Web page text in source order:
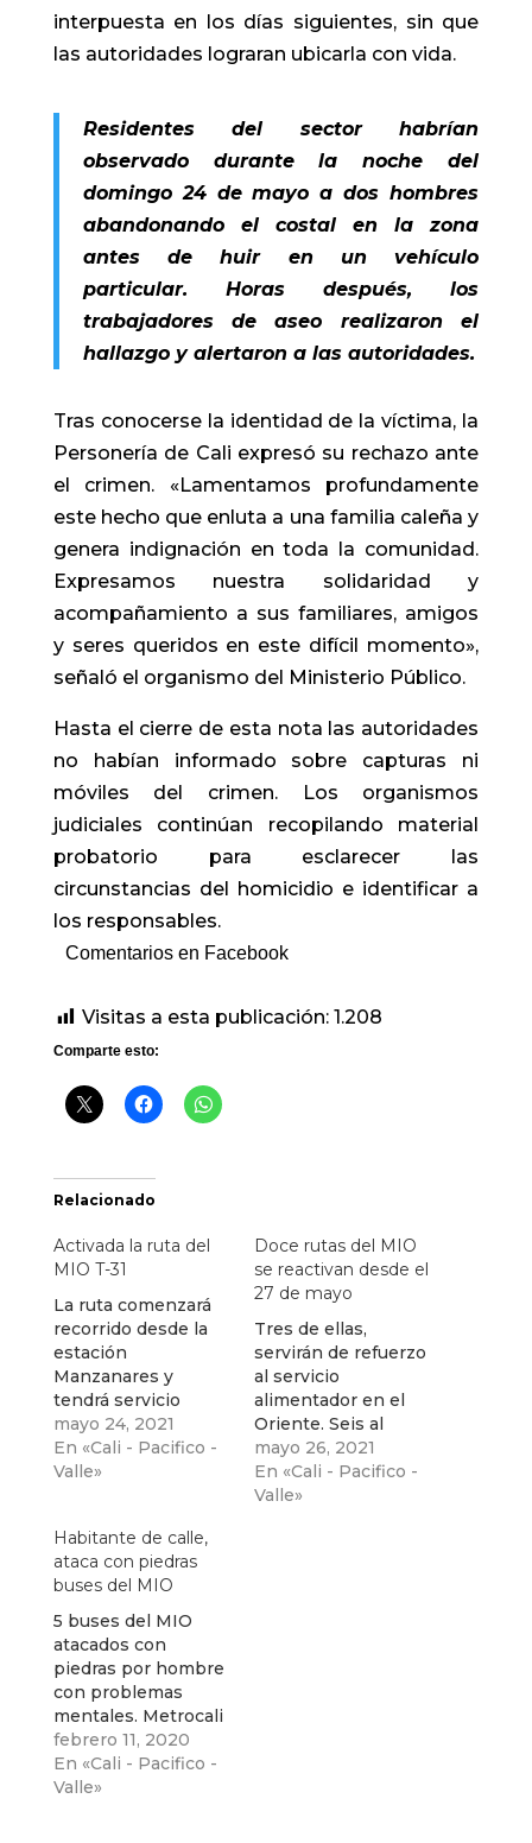
interpuesta en los días siguientes, sin que
las autoridades lograran ubicarla con vida.
Residentes del sector habrían
observado durante la noche del
domingo 24 de mayo a dos hombres
abandonando el costal en la zona
antes de huir en un vehículo
particular. Horas después, los
trabajadores de aseo realizaron el
hallazgo y alertaron a las autoridades.
Tras conocerse la identidad de la víctima, la
Personería de Cali expresó su rechazo ante
el crimen. «Lamentamos profundamente
este hecho que enluta a una familia caleña y
genera indignación en toda la comunidad.
Expresamos nuestra solidaridad y
acompañamiento a sus familiares, amigos
y seres queridos en este difícil momento»,
señaló el organismo del Ministerio Público.
Hasta el cierre de esta nota las autoridades
no habían informado sobre capturas ni
móviles del crimen. Los organismos
judiciales continúan recopilando material
probatorio para esclarecer las
circunstancias del homicidio e identificar a
los responsables.
Comentarios en Facebook
Visitas a esta publicación: 1.208
Comparte esto:
Relacionado
Activada la ruta del
MIO T-31
La ruta comenzará
recorrido desde la
estación
Manzanares y
tendrá servicio
desde las 6:00a.m
hasta las 5:00 p.m
mayo 24, 2021
En «Cali - Pacifico -
Valle»
Doce rutas del MIO
se reactivan desde el
27 de mayo
Tres de ellas,
servirán de refuerzo
al servicio
alimentador en el
Oriente. Seis al
restablecimiento de
la oferta en el Sur -
Oeste y, tres rutas
mayo 26, 2021
En «Cali - Pacifico -
Valle»
Habitante de calle,
ataca con piedras
buses del MIO
5 buses del MIO
atacados con
piedras por hombre
con problemas
mentales. Metrocali
asegura que los
buses seran puesto
al servicio en el
febrero 11, 2020
En «Cali - Pacifico -
Valle»